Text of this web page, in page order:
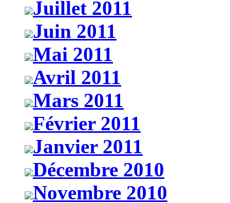
Juillet 2011
Juin 2011
Mai 2011
Avril 2011
Mars 2011
Février 2011
Janvier 2011
Décembre 2010
Novembre 2010